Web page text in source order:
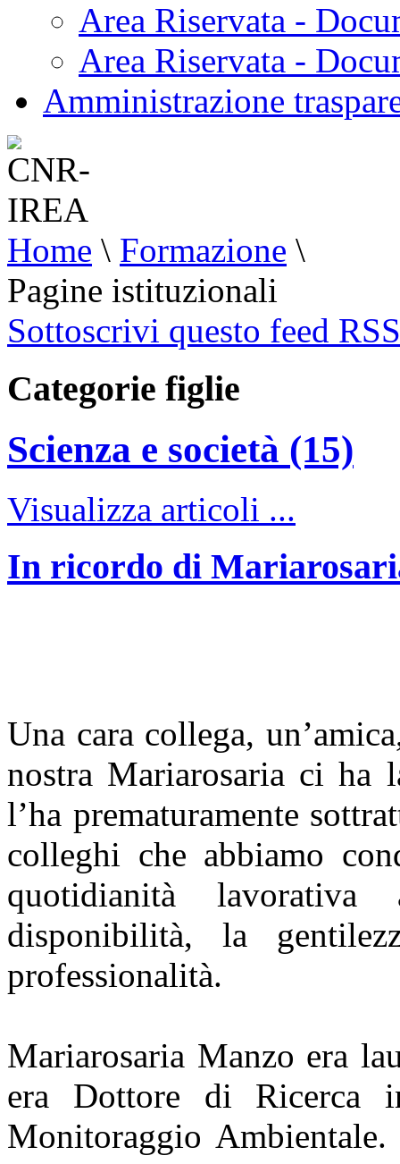
Area Riservata -
Area Riservata -
Amministrazione
Home \ Formazione \
Pagine istituzionali
Sottoscrivi questo feed RSS
Categorie figlie
Scienza e società (15)
Visualizza articoli ...
In ricordo di
Una cara collega,
nostra Mariarosaria ci ha
l’ha prematuramente
colleghi che abbiamo
quotidianità lavorativa
disponibilità, la
professionalità.
Mariarosaria Manzo era
era Dottore di Ricerca
Monitoraggio